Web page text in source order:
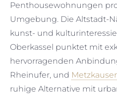
Penthousewohnungen
Umgebung. Die Altstadt-
kunst- und
Oberkassel punktet mit
hervorragenden
Rheinufer, und
ruhige Alternative mit